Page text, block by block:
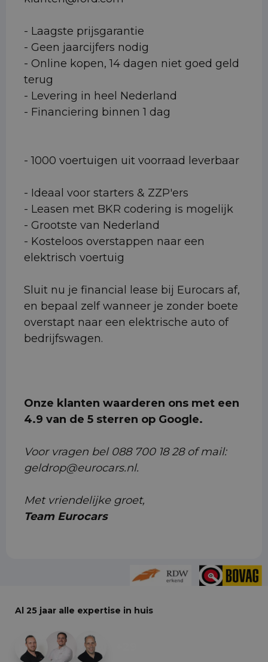
- Laagste prijsgarantie
- Geen jaarcijfers nodig
- Online kopen, 14 dagen niet goed geld
terug
- Levering in heel Nederland
- Financiering binnen 1 dag
- 1000 voertuigen uit voorraad leverbaar
- Ideaal voor starters & ZZP'ers
- Leasen met BKR codering is mogelijk
- Grootste van Nederland
- Kosteloos overstappen naar een
elektrisch voertuig
Sluit nu je financial lease bij Eurocars af,
en bepaal zelf wanneer je zonder boete
overstapt naar een elektrische auto of
bedrijfswagen.
Onze klanten waarderen ons met een
4.9 van de 5 sterren op Google.
Voor vragen bel 088 700 18 28 of mail:
geldrop@eurocars.nl.
Met vriendelijke groet,
Team Eurocars
Al 25 jaar alle expertise in huis